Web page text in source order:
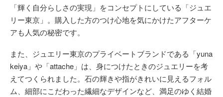
「輝く自分らしさの実現」をコンセプトにしている「ジュエ
リー東京」。購入した方のつけ心地を気にかけたアフターケ
アも人気の秘密です。
また、ジュエリー東京のプライベートブランドである「yuna
keiya」や「attache」は、身につけたときのジュエリーを考
えてつくられました。石の輝きや指がきれいに見えるフォル
ム、細部にこだわった繊細なデザインなど、満足のゆく結婚